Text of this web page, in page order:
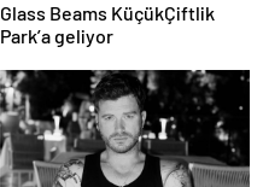
Glass Beams KüçükÇiftlik
Park’a geliyor